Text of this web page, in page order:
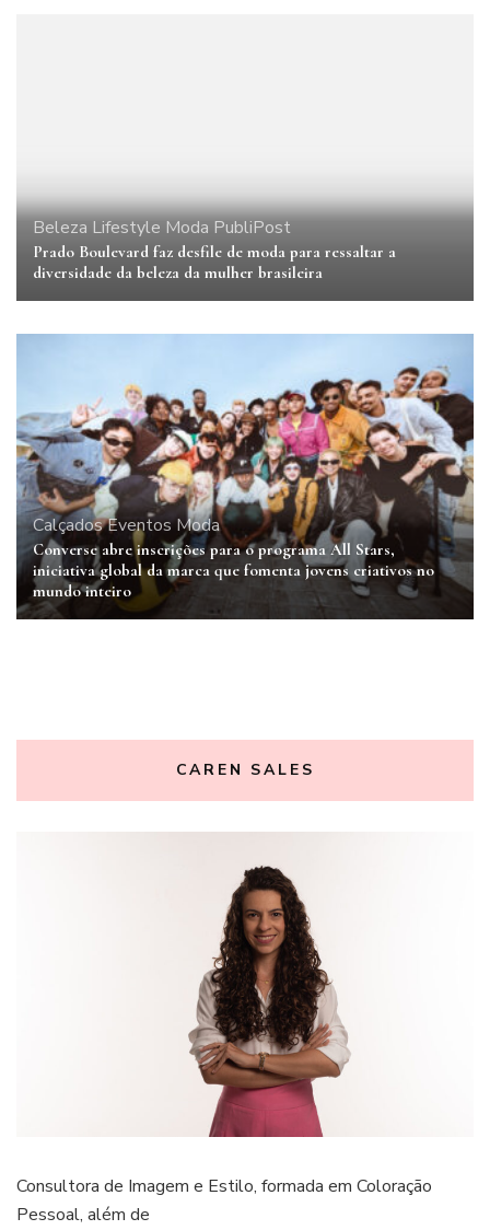
Beleza Lifestyle Moda PubliPost
Prado Boulevard faz desfile de moda para ressaltar a
diversidade da beleza da mulher brasileira
CalçadosEventosModa
Converse abre inscrições para o programa All Stars,
iniciativa global da marca que fomenta jovens criativos no
mundo inteiro
CAREN SALES
Consultora de Imagem e Estilo, formada em Coloração
Pessoal, além de